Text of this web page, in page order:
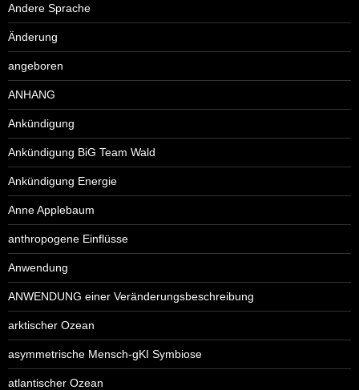
Andere Sprache
Änderung
angeboren
ANHANG
Ankündigung
Ankündigung BiG Team Wald
Ankündigung Energie
Anne Applebaum
anthropogene Einflüsse
Anwendung
ANWENDUNG einer Veränderungsbeschreibung
arktischer Ozean
asymmetrische Mensch-gKI Symbiose
atlantischer Ozean